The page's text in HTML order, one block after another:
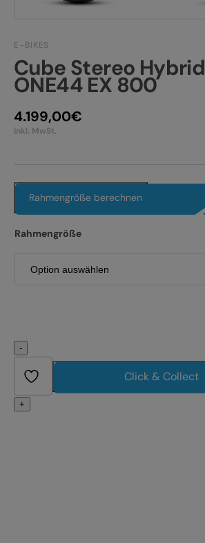
E-BIKE HARDTAIL
E-BIKE TOUR
Alle entdecken
KONTAKT
PRODUKTRÜCKRUFE
E-BIKES
Cube Stereo Hybrid
ONE44 EX 800
4.199,00€
inkl. MwSt.
Rahmengröße berechnen
Rahmengröße
-
+
Click & Collect